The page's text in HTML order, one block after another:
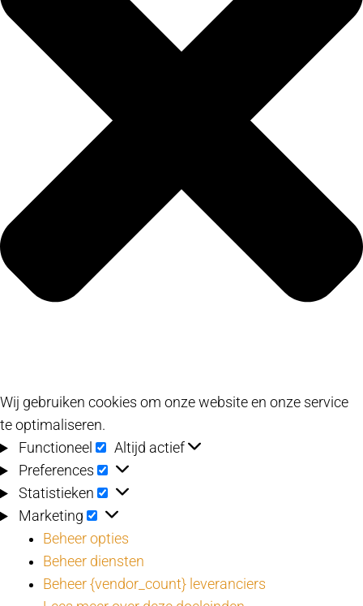
Wij gebruiken cookies om onze website en onze service
te optimaliseren.
Functioneel
Functioneel
Altijd actief
Preferences
Preferences
Statistieken Statistieken
Marketing Marketing
Beheer opties
Beheer diensten
Beheer {vendor_count} leveranciers